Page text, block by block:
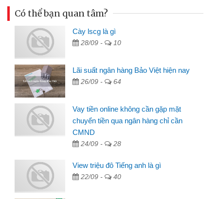
Có thể bạn quan tâm?
Cày lscg là gì
28/09 - 10
Lãi suất ngân hàng Bảo Việt hiện nay
26/09 - 64
Vay tiền online không cần gặp mặt
chuyển tiền qua ngân hàng chỉ cần
CMND
24/09 - 28
View triệu đô Tiếng anh là gì
22/09 - 40